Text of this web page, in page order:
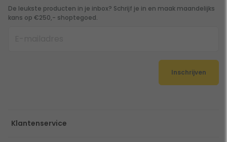
De leukste producten in je inbox? Schrijf je in en maak maandelijks
kans op €250,- shoptegoed.
Inschrijven
Klantenservice